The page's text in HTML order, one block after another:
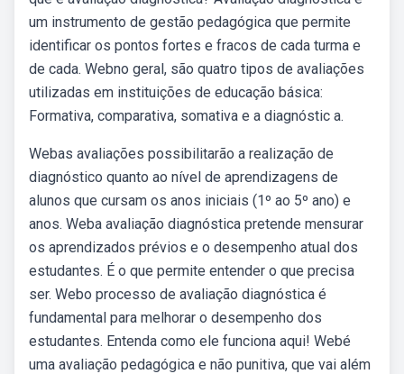
um instrumento de gestão pedagógica que permite
identificar os pontos fortes e fracos de cada turma e
de cada. Webno geral, são quatro tipos de avaliações
utilizadas em instituições de educação básica:
Formativa, comparativa, somativa e a diagnóstic a.
Webas avaliações possibilitarão a realização de
diagnóstico quanto ao nível de aprendizagens de
alunos que cursam os anos iniciais (1º ao 5º ano) e
anos. Weba avaliação diagnóstica pretende mensurar
os aprendizados prévios e o desempenho atual dos
estudantes. É o que permite entender o que precisa
ser. Webo processo de avaliação diagnóstica é
fundamental para melhorar o desempenho dos
estudantes. Entenda como ele funciona aqui! Webé
uma avaliação pedagógica e não punitiva, que vai além